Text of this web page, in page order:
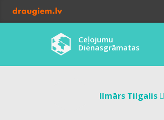
Ceļojumu
Dienasgrāmatas
Ilmārs Tilgalis 